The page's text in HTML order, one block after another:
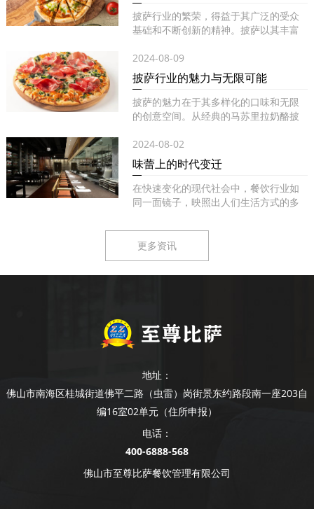
披萨行业的繁荣，得益于其广泛的受众
基础和不断创新的精神。披萨以其丰富
2024-08-09
披萨行业的魅力与无限可能
披萨的魅力在于其多样化的口味和无限
的创意空间。从经典的马苏里拉奶酪披
2024-08-02
味蕾上的时代变迁
在快速变化的现代社会中，餐饮行业如
同一面镜子，映照出人们生活方式的多
更多资讯
地址：
佛山市南海区桂城街道佛平二路（虫雷）岗街景东约路段南一座203自
编16室02单元（住所申报）
电话：
400-6888-568
佛山市至尊比萨餐饮管理有限公司